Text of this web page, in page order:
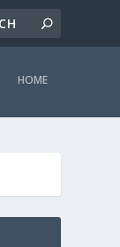
HOME